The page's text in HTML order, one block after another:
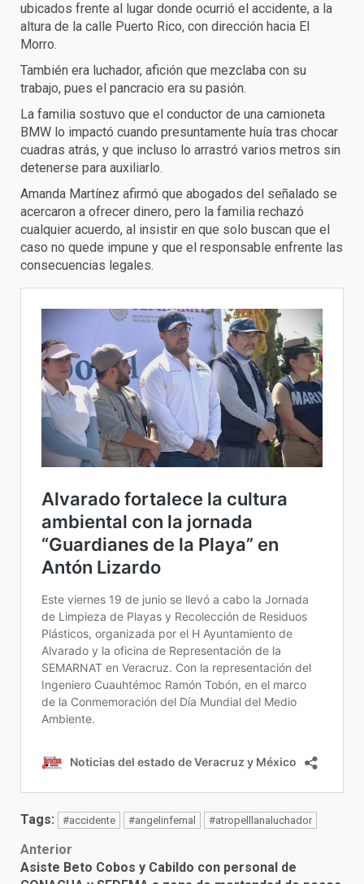
ubicados frente al lugar donde ocurrió el accidente, a la
altura de la calle Puerto Rico, con dirección hacia El
Morro.
También era luchador, afición que mezclaba con su
trabajo, pues el pancracio era su pasión.
La familia sostuvo que el conductor de una camioneta
BMW lo impactó cuando presuntamente huía tras chocar
cuadras atrás, y que incluso lo arrastró varios metros sin
detenerse para auxiliarlo.
Amanda Martínez afirmó que abogados del señalado se
acercaron a ofrecer dinero, pero la familia rechazó
cualquier acuerdo, al insistir en que solo buscan que el
caso no quede impune y que el responsable enfrente las
consecuencias legales.
Tags: #accidente #angelinfernal #atropelllanaluchador
Post
Anterior
Asiste Beto Cobos y Cabildo con personal de